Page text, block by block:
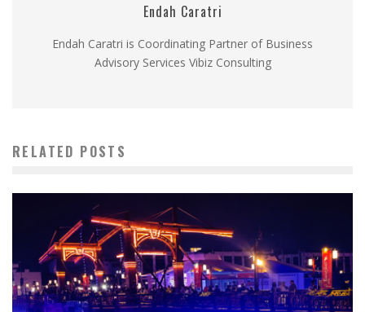
Endah Caratri
Endah Caratri is Coordinating Partner of Business
Advisory Services Vibiz Consulting
RELATED POSTS